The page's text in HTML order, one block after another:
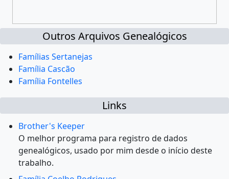
Outros Arquivos Genealógicos
Famílias Sertanejas
Família Cascão
Família Fontelles
Links
Brother's Keeper
O melhor programa para registro de dados
genealógicos, usado por mim desde o início deste
trabalho.